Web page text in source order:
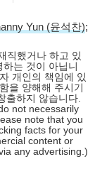
Yun (윤석찬);
직했거나 하고 있
는 것이 아닙니
개인의 책임에 있
을 양해해 주시기
출하지 않습니다.
not necessarily
note that you
facts for your
content or
any advertising.)